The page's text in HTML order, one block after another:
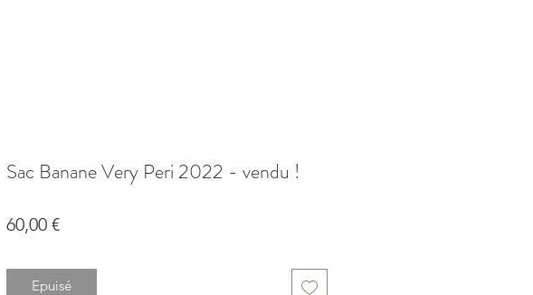
Sac Banane Very Peri 2022 - vendu !
60,00 €Prix
Epuisé